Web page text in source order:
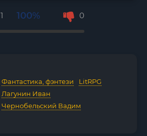
1 100% 0
Фантастика, фэнтези LitRPG
Лагунин Иван
Чернобельский Вадим